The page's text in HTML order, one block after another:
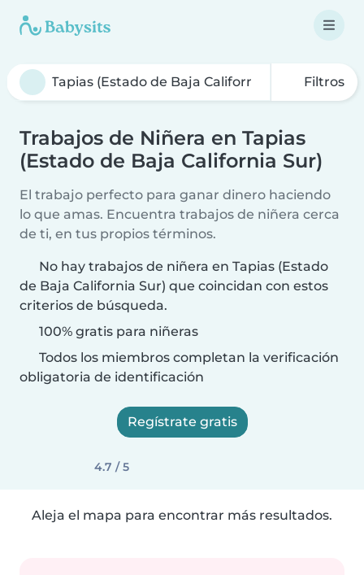
Filtros
Trabajos de Niñera en Tapias
(Estado de Baja California Sur)
El trabajo perfecto para ganar dinero haciendo
lo que amas. Encuentra trabajos de niñera cerca
de ti, en tus propios términos.
No hay trabajos de niñera en Tapias (Estado
de Baja California Sur) que coincidan con estos
criterios de búsqueda.
100% gratis para niñeras
Todos los miembros completan la verificación
obligatoria de identificación
Regístrate gratis
4.7 / 5
Aleja el mapa para encontrar más resultados.